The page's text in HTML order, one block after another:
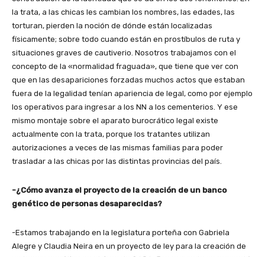
la trata, a las chicas les cambian los nombres, las edades, las
torturan, pierden la noción de dónde están localizadas
físicamente; sobre todo cuando están en prostíbulos de ruta y
situaciones graves de cautiverio. Nosotros trabajamos con el
concepto de la «normalidad fraguada», que tiene que ver con
que en las desapariciones forzadas muchos actos que estaban
fuera de la legalidad tenían apariencia de legal, como por ejemplo
los operativos para ingresar a los NN a los cementerios. Y ese
mismo montaje sobre el aparato burocrático legal existe
actualmente con la trata, porque los tratantes utilizan
autorizaciones a veces de las mismas familias para poder
trasladar a las chicas por las distintas provincias del país.
-¿Cómo avanza el proyecto de la creación de un banco
genético de personas desaparecidas?
-Estamos trabajando en la legislatura porteña con Gabriela
Alegre y Claudia Neira en un proyecto de ley para la creación de